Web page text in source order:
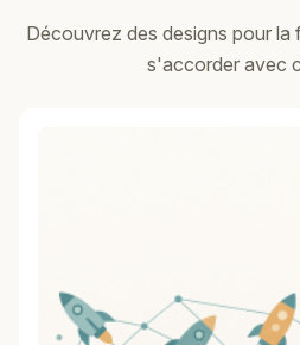
Découvrez des designs pour
s'accorder avec